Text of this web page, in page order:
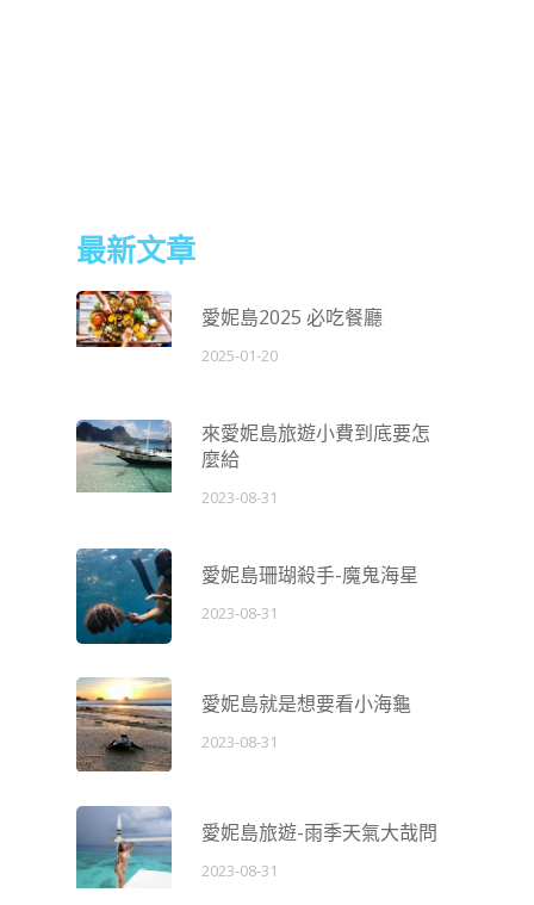
最新文章
愛妮島2025 必吃餐廳
2025-01-20
來愛妮島旅遊小費到底要怎
麼給
2023-08-31
愛妮島珊瑚殺手-魔鬼海星
2023-08-31
愛妮島就是想要看小海龜
2023-08-31
愛妮島旅遊-雨季天氣大哉問
2023-08-31